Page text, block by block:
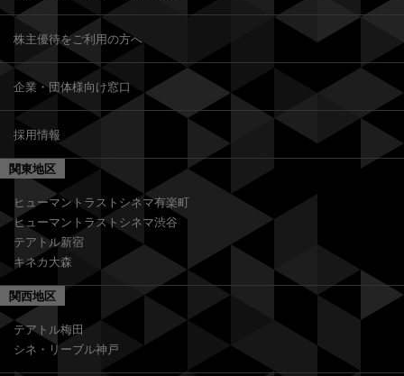
株主優待をご利用の方へ
企業・団体様向け窓口
採用情報
関東地区
ヒューマントラストシネマ有楽町
ヒューマントラストシネマ渋谷
テアトル新宿
キネカ大森
関西地区
テアトル梅田
シネ・リーブル神戸